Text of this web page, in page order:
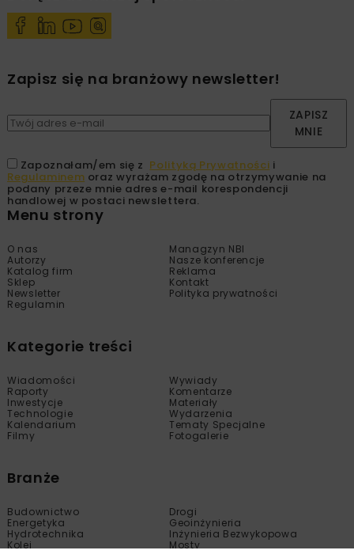
Zapisz się na branżowy newsletter!
ZAPISZ
MNIE
Zapoznałam/em się z Polityką Prywatności i
Regulaminem oraz wyrażam zgodę na otrzymywanie na
podany przeze mnie adres e-mail korespondencji
handlowej w postaci newslettera.
Menu strony
O nas
Managzyn NBI
Autorzy
Nasze konferencje
Katalog firm
Reklama
Sklep
Kontakt
Newsletter
Polityka prywatności
Regulamin
Kategorie treści
Wiadomości
Wywiady
Raporty
Komentarze
Inwestycje
Materiały
Technologie
Wydarzenia
Kalendarium
Tematy Specjalne
Filmy
Fotogalerie
Branże
Budownictwo
Drogi
Energetyka
Geoinżynieria
Hydrotechnika
Inżynieria Bezwykopowa
Kolej
Mosty